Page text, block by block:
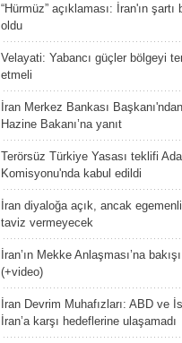
“Hürmüz” açıklaması: İran'ın şartı
oldu
Velayati: Yabancı güçler bölgeyi
etmeli
İran Merkez Bankası
Hazine Bakanı’na yanıt
Terörsüz Türkiye Yasası teklifi
Komisyonu'nda kabul edildi
İran diyaloğa açık, ancak
taviz vermeyecek
İran’ın Mekke Anlaşması’na
(+video)
İran Devrim Muhafızları: ABD ve
İran’a karşı hedeflerine ulaşamadı